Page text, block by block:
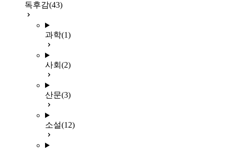
독후감(43)
과학(1)
사회 (2)
산문(3)
소설(12)